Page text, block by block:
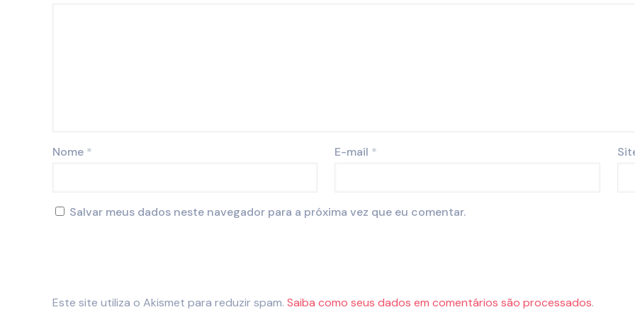
Nome * E-mail *
Salvar meus dados neste navegador para a próxima vez que eu comentar.
Este site utiliza o Akismet para reduzir spam. Saiba como seus dados em comentários são processados.